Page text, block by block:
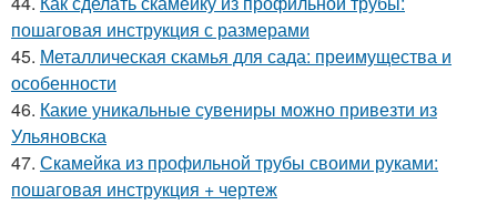
пошаговая инструкция с размерами
45. Металлическая скамья для сада: преимущества и
особенности
46. Какие уникальные сувениры можно привезти из
Ульяновска
47. Скамейка из профильной трубы своими руками:
пошаговая инструкция + чертеж